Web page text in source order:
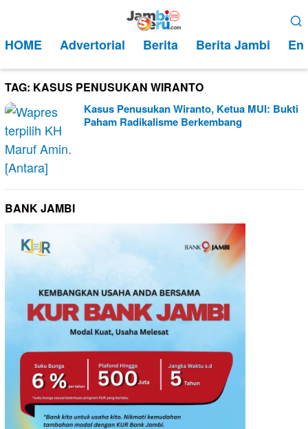
kontenMobile
HOME Advertorial Berita Berita Jambi
TAG: KASUS PENUSUKAN WIRANTO
Kasus Penusukan Wiranto, Ketua MUI: Bukti
Paham Radikalisme Berkembang
BANK JAMBI